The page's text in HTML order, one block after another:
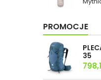
PROMOCJE
35